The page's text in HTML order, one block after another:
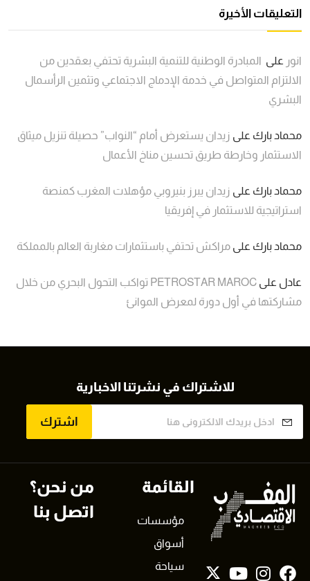
التعليقات الأخيرة
انور على المبادرة الوطنية للتنمية البشرية تحتفي بعقدين من
الالتزام المتواصل في خدمة الإدماج الاجتماعي وتثمين الرأسمال
البشري
محماد بارك على زيدان يستعرض أمام “النواب” حصيلة تنزيل ميثاق
الاستثمار وخارطة طريق تحسين مناخ الأعمال
محماد بارك على زيدان يبرز بنيروبي مؤهلات المغرب كمنصة
استراتيجية للاستثمار في إفريقيا
محماد بارك على مراكش تحتفي باستثمارات مغاربة العالم بالمملكة
عادل على
PETROSTAR MAROC تواكب التحول البحري من خلال
مشاركتها في أول دورة لمعرض الموانئ
للاشتراك في نشرتنا الاخبارية
اشترك
القائمة
مؤسسات
أسواق
سياحة
من نحن؟
اتصل بنا